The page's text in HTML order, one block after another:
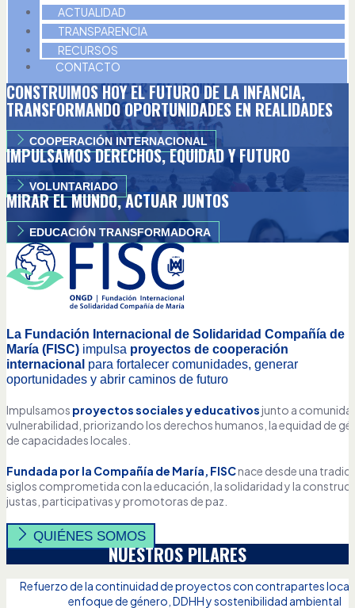
ACTUALIDAD
TRANSPARENCIA
RECURSOS
CONTACTO
CONSTRUIMOS HOY EL FUTURO DE LA INFANCIA,
TRANSFORMANDO OPORTUNIDADES EN REALIDADES
COOPERACIÓN INTERNACIONAL
IMPULSAMOS DERECHOS, EQUIDAD Y FUTURO
VOLUNTARIADO
MIRAR EL MUNDO, ACTUAR JUNTOS
EDUCACIÓN TRANSFORMADORA
La Fundación Internacional de Solidaridad Compañía de
María (FISC) impulsa proyectos de cooperación
internacional para fortalecer comunidades, generar
oportunidades y abrir caminos de futuro
Impulsamos proyectos sociales y educativosjunto a
vulnerabilidad, priorizando los derechos humanos, la equidad de
de capacidades locales.
Fundada por la Compañía de María, FISCnace desde una
siglos comprometida con la educación, la solidaridad y la
justas, participativas y promotoras de paz.
QUIÉNES SOMOS
NUESTROS PILARES
Refuerzo de la continuidad de proyectos con contrapartes
enfoque de género, DDHH y sostenibilidad ambiental